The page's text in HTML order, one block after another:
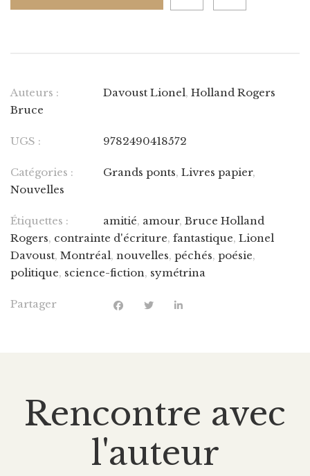
Auteurs : Davoust Lionel, Holland Rogers
Bruce
UGS : 9782490418572
Catégories : Grands ponts, Livres papier,
Nouvelles
Étiquettes : amitié, amour, Bruce Holland
Rogers, contrainte d'écriture, fantastique, Lionel
Davoust, Montréal, nouvelles, péchés, poésie,
politique, science-fiction, symétrina
Partager
Rencontre avec
l'auteur